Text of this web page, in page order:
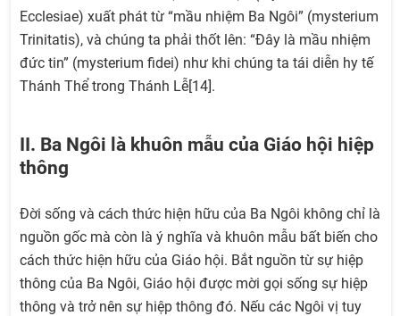
Ecclesiae) xuất phát từ “mầu nhiệm Ba Ngôi” (mysterium
Trinitatis), và chúng ta phải thốt lên: “Đây là mầu nhiệm
đức tin” (mysterium fidei) như khi chúng ta tái diễn hy tế
Thánh Thể trong Thánh Lễ[14].
II. Ba Ngôi là khuôn mẫu của Giáo hội hiệp
thông
Đời sống và cách thức hiện hữu của Ba Ngôi không chỉ là
nguồn gốc mà còn là ý nghĩa và khuôn mẫu bất biến cho
cách thức hiện hữu của Giáo hội. Bắt nguồn từ sự hiệp
thông của Ba Ngôi, Giáo hội được mời gọi sống sự hiệp
thông và trở nên sự hiệp thông đó. Nếu các Ngôi vị tuy